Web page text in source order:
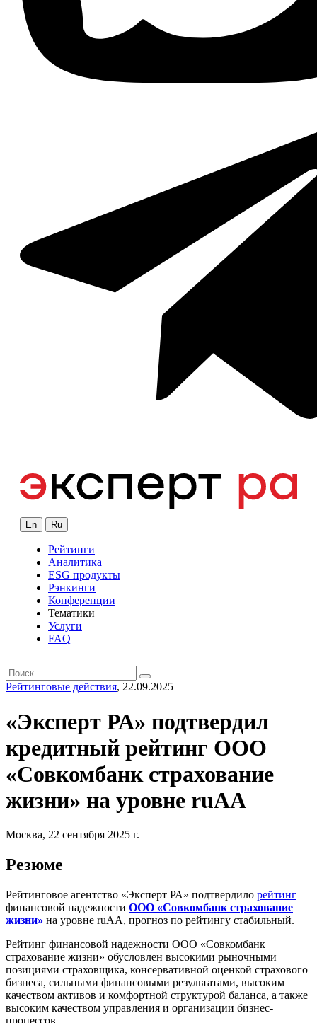
En Ru
Рейтинги
Аналитика
ESG продукты
Рэнкинги
Конференции
Тематики
Услуги
FAQ
Рейтинговые действия, 22.09.2025
«Эксперт РА» подтвердил
кредитный рейтинг ООО
«Совкомбанк страхование
жизни» на уровне ruAA
Москва, 22 сентября 2025 г.
Резюме
Рейтинговое агентство «Эксперт РА» подтвердило рейтинг
финансовой надежности ООО «Совкомбанк страхование
жизни» на уровне ruAA, прогноз по рейтингу стабильный.
Рейтинг финансовой надежности ООО «Совкомбанк
страхование жизни» обусловлен высокими рыночными
позициями страховщика, консервативной оценкой страхового
бизнеса, сильными финансовыми результатами, высоким
качеством активов и комфортной структурой баланса, а также
высоким качеством управления и организации бизнес-
процессов.